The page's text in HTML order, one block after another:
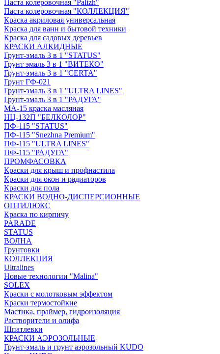
Паста колеровочная "Palizh"
Паста колеровочная "КОЛЛЕКЦИЯ"
Краска акриловая универсальная
Краска для ванн и бытовой техники
Краска для садовых деревьев
КРАСКИ АЛКИДНЫЕ
Грунт-эмаль 3 в 1 "STATUS"
Грунт эмаль 3 в 1 "ВИТЕКО"
Грунт-эмаль 3 в 1 "CERTA"
Грунт ГФ-021
Грунт-эмаль 3 в 1 "ULTRA LINES"
Грунт-эмаль 3 в 1 "РАДУГА"
МА-15 краска масляная
НЦ-132П "БЕЛКОЛОР"
ПФ-115 "STATUS"
ПФ-115 "Snezhna Premium"
ПФ-115 "ULTRA LINES"
ПФ-115 "РАДУГА"
ПРОМФАСОВКА
Краски для крыш и профнастила
Краски для окон и радиаторов
Краски для пола
КРАСКИ ВОДНО-ДИСПЕРСИОННЫЕ
ОПТИЛЮКС
Краска по кирпичу
PARADE
STATUS
ВОЛНА
Грунтовки
КОЛЛЕКЦИЯ
Ultralines
Новые технологии "Malina"
SOLEX
Краски с молотковым эффектом
Краски термостойкие
Мастика, праймер, гидроизоляция
Растворители и олифа
Шпатлевки
КРАСКИ АЭРОЗОЛЬНЫЕ
Грунт-эмаль и грунт аэрозольный KUDO